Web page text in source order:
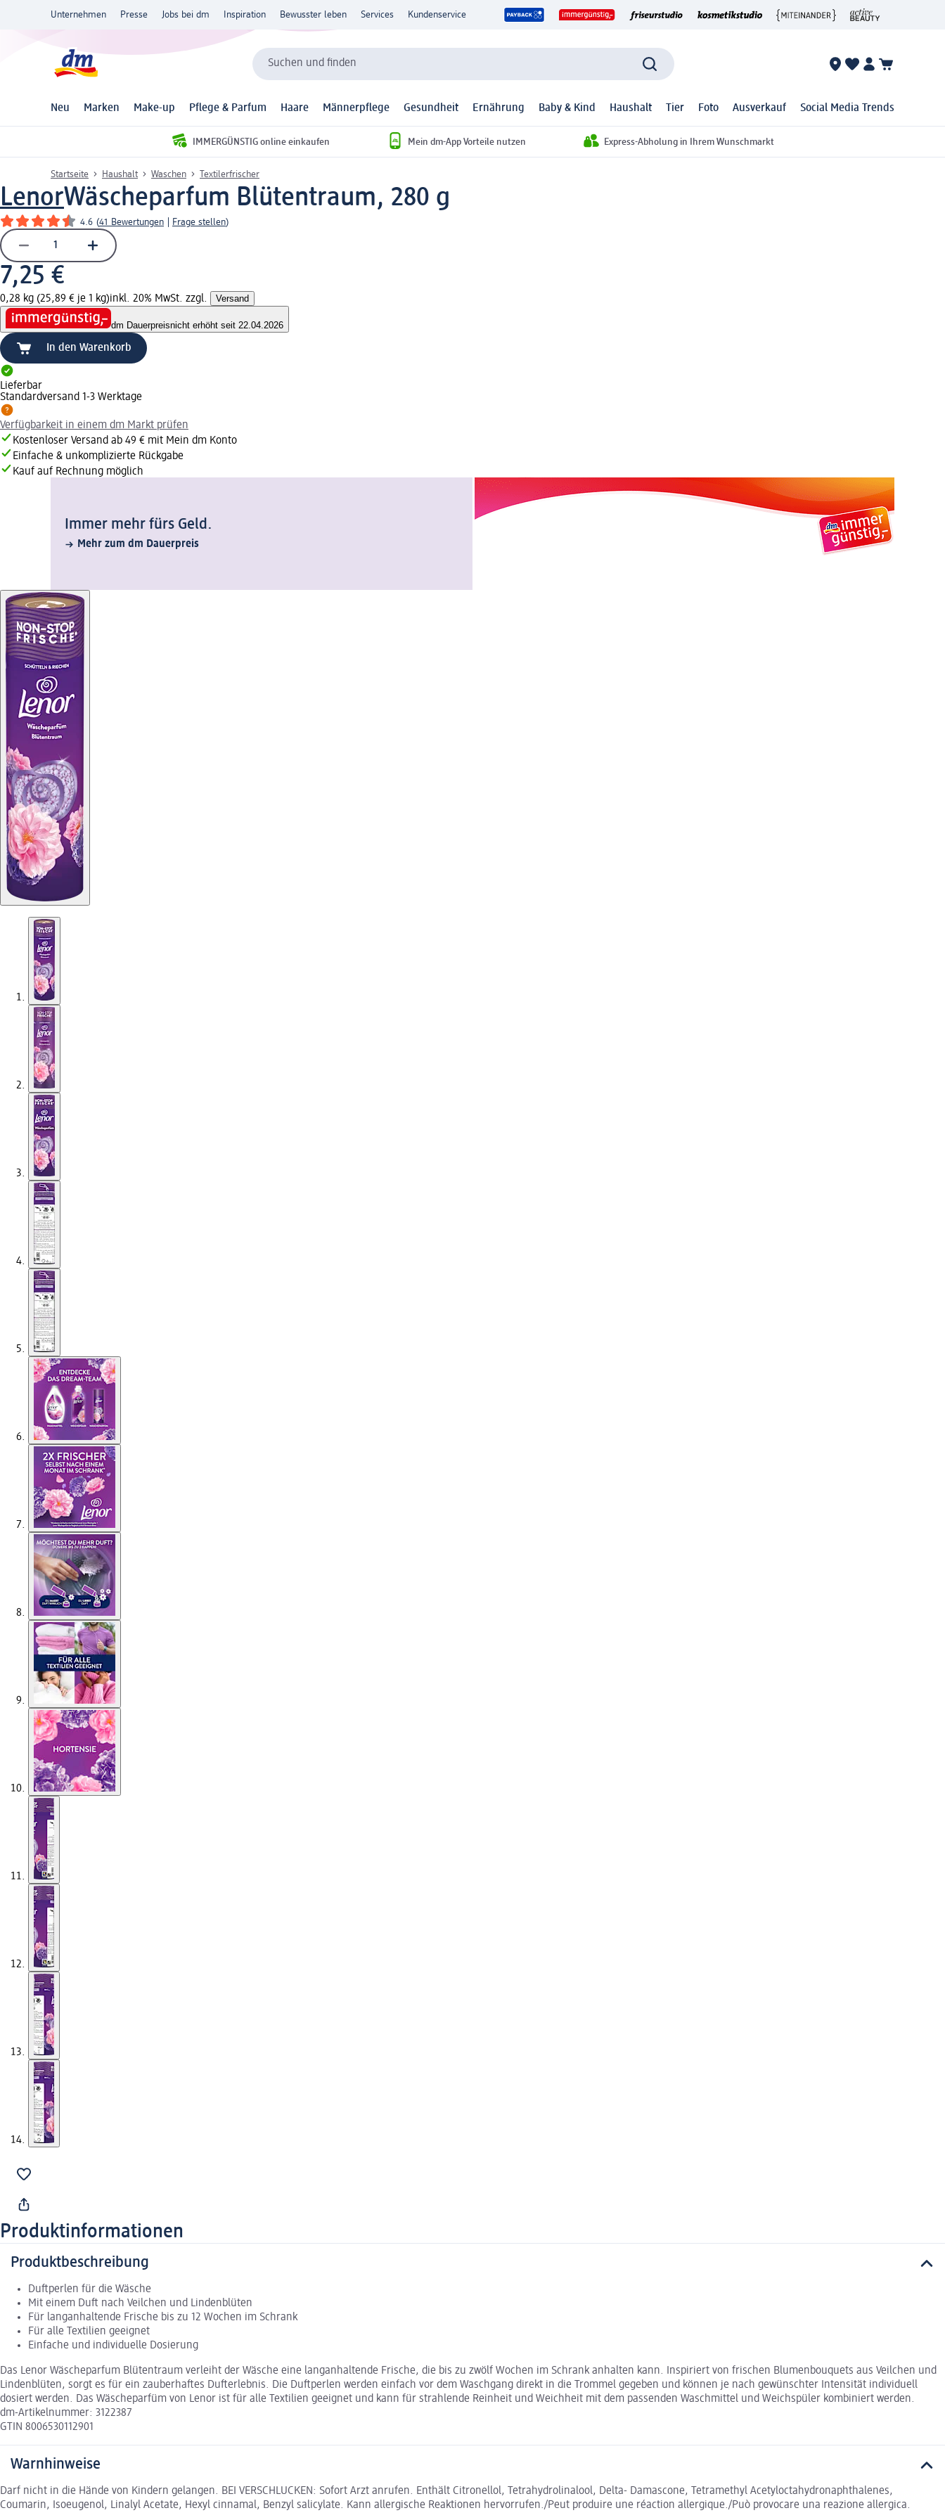
Unternehmen Presse Jobs bei dm Inspiration Bewusster leben Services Kundenservice
Suchen und finden
Neu Marken Make-up Pflege & Parfum Haare Männerpflege Gesundheit Ernährung Baby & Kind Haushalt Tier Foto Ausverkauf Social Media Trends
IMMERGÜNSTIG online einkaufen Mein dm-App Vorteile nutzen Express-Abholung in Ihrem Wunschmarkt
Startseite Haushalt Waschen Textilerfrischer
LenorWäscheparfum Blütentraum, 280 g
4.6 (41 Bewertungen Frage stellen)
7,25 €
0,28 kg (25,89 € je 1 kg)inkl. 20% MwSt. zzgl. Versand
dm Dauerpreisnicht erhöht seit 22.04.2026
In den Warenkorb
Lieferbar
Standardversand 1-3 Werktage
Verfügbarkeit in einem dm Markt prüfen
Kostenloser Versand ab 49 € mit Mein dm Konto
Einfache & unkomplizierte Rückgabe
Kauf auf Rechnung möglich
Immer mehr fürs Geld.
Mehr zum dm Dauerpreis
Produktinformationen
Produktbeschreibung
Duftperlen für die Wäsche
Mit einem Duft nach Veilchen und Lindenblüten
Für langanhaltende Frische bis zu 12 Wochen im Schrank
Für alle Textilien geeignet
Einfache und individuelle Dosierung
Das Lenor Wäscheparfum Blütentraum verleiht der Wäsche eine langanhaltende Frische, die bis zu zwölf Wochen im Schrank anhalten kann. Inspiriert von frischen Blumenbouquets aus Veilchen und
Lindenblüten, sorgt es für ein zauberhaftes Dufterlebnis. Die Duftperlen werden einfach vor dem Waschgang direkt in die Trommel gegeben und können je nach gewünschter Intensität individuell
dosiert werden. Das Wäscheparfüm von Lenor ist für alle Textilien geeignet und kann für strahlende Reinheit und Weichheit mit dem passenden Waschmittel und Weichspüler kombiniert werden.
dm-Artikelnummer: 3122387
GTIN 8006530112901
Warnhinweise
Darf nicht in die Hände von Kindern gelangen. BEI VERSCHLUCKEN: Sofort Arzt anrufen. Enthält Citronellol, Tetrahydrolinalool, Delta- Damascone, Tetramethyl Acetyloctahydronaphthalenes,
Coumarin, Isoeugenol, Linalyl Acetate, Hexyl cinnamal, Benzyl salicylate. Kann allergische Reaktionen hervorrufen./Peut produire une réaction allergique./Può provocare una reazione allergica.